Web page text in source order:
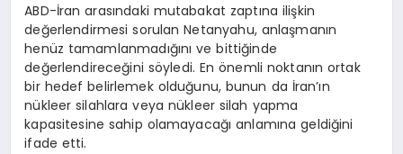
ABD-İran arasındaki mutabakat zaptına ilişkin
değerlendirmesi sorulan Netanyahu, anlaşmanın
henüz tamamlanmadığını ve bittiğinde
değerlendireceğini söyledi. En önemli noktanın ortak
bir hedef belirlemek olduğunu, bunun da İran’ın
nükleer silahlara veya nükleer silah yapma
kapasitesine sahip olamayacağı anlamına geldiğini
ifade etti.